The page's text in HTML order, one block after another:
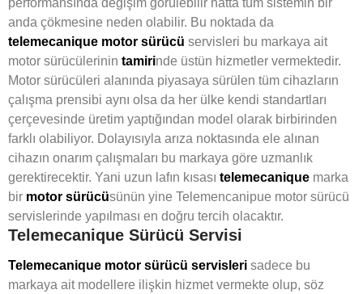
performansında değişim görülebilir hatta tüm sistemin bir
anda çökmesine neden olabilir. Bu noktada da
telemecanique motor sürücü servisleri bu markaya ait
motor sürücülerinin tamirinde üstün hizmetler vermektedir.
Motor sürücüleri alanında piyasaya sürülen tüm cihazların
çalışma prensibi aynı olsa da her ülke kendi standartları
çerçevesinde üretim yaptığından model olarak birbirinden
farklı olabiliyor. Dolayısıyla arıza noktasında ele alınan
cihazın onarım çalışmaları bu markaya göre uzmanlık
gerektirecektir. Yani uzun lafın kısası telemecanique marka
bir motor sürücüsünün yine Telemencanipue motor sürücü
servislerinde yapılması en doğru tercih olacaktır.
Telemecanique Sürücü Servisi
Telemecanique motor sürücü servisleri sadece bu
markaya ait modellere ilişkin hizmet vermekte olup, söz